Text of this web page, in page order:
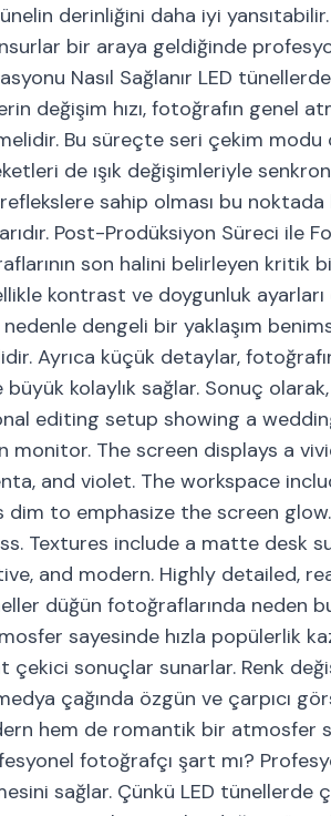
derinliğini daha iyi yansıtabilir.
bir araya geldiğinde
Nasıl Sağlanır LED
değişim hızı, fotoğrafın genel
Bu süreçte seri çekim modu
de ışık değişimleriyle
sahip olması bu
Post-Prodüksiyon Süreci ile
son halini belirleyen kritik
kontrast ve doygunluk
nedenle dengeli bir yaklaşım
Ayrıca küçük detaylar,
büyük kolaylık sağlar. Sonuç
editing setup showing a
The screen displays a
and violet. The workspace
to emphasize the screen
Textures include a matte desk
and modern. Highly detailed,
düğün fotoğraflarında neden
sayesinde hızla popülerlik
çekici sonuçlar sunarlar. Renk
çağında özgün ve çarpıcı
hem de romantik bir atmosfer
fotoğrafçı şart mı?
sağlar. Çünkü LED tünellerde